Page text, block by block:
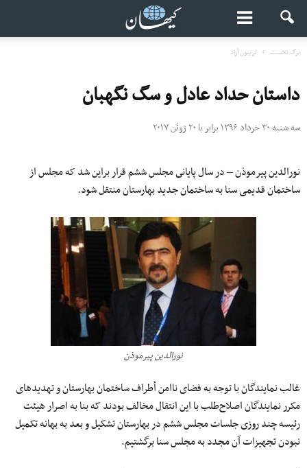
برگ نخست تریبون آزاد
داستان حداد عادل و سگ نگهبان
سه شنبه ۳۰ خرداد ۱۳۹۶ برابر با ۲۰ ژوئن ۲۰۱۷
نورالدین پیرموذن – در سال پایانى مجلس ششم قرار براین شد که مجلس از
ساختمان قدیمی سنا به ساختمان جدید بهارستان منتقل شود.
نورالدین پیرموذن
غالب نمایندگان با توجه به فضاى ناامن أطراف ساختمان بهارستان و تهدیدهاى
مکرر نمایندگان اصلاح‌طلب با این انتقال مخالف بودند که بنا به اصرار هیئت
رئیسه چند روزى جلسات مجلس ششم در بهارستان تشکیل و بعد به بهانه تکمیل
نبودن تجهیزات آن مجدد به مجلس سنا برگشتیم.